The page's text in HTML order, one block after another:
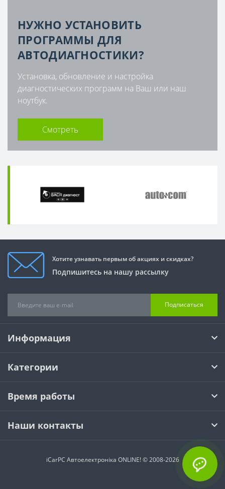
НУЖНО УСТАНОВИТЬ
ПРОГРАММЫ ДЛЯ
АВТОДИАГНОСТИКИ?
Установка, обновление и настройка
диагностических программ на Ваш или наш
ноутбук.
Смотреть
Хотите узнавать первым об акциях и скидках?
Подпишитесь на нашу рассылку
Подписаться
Информация
Категории
Время работы
Наши контакты
iCarPC Автоелектроніка ONLINE! © 2008-2026